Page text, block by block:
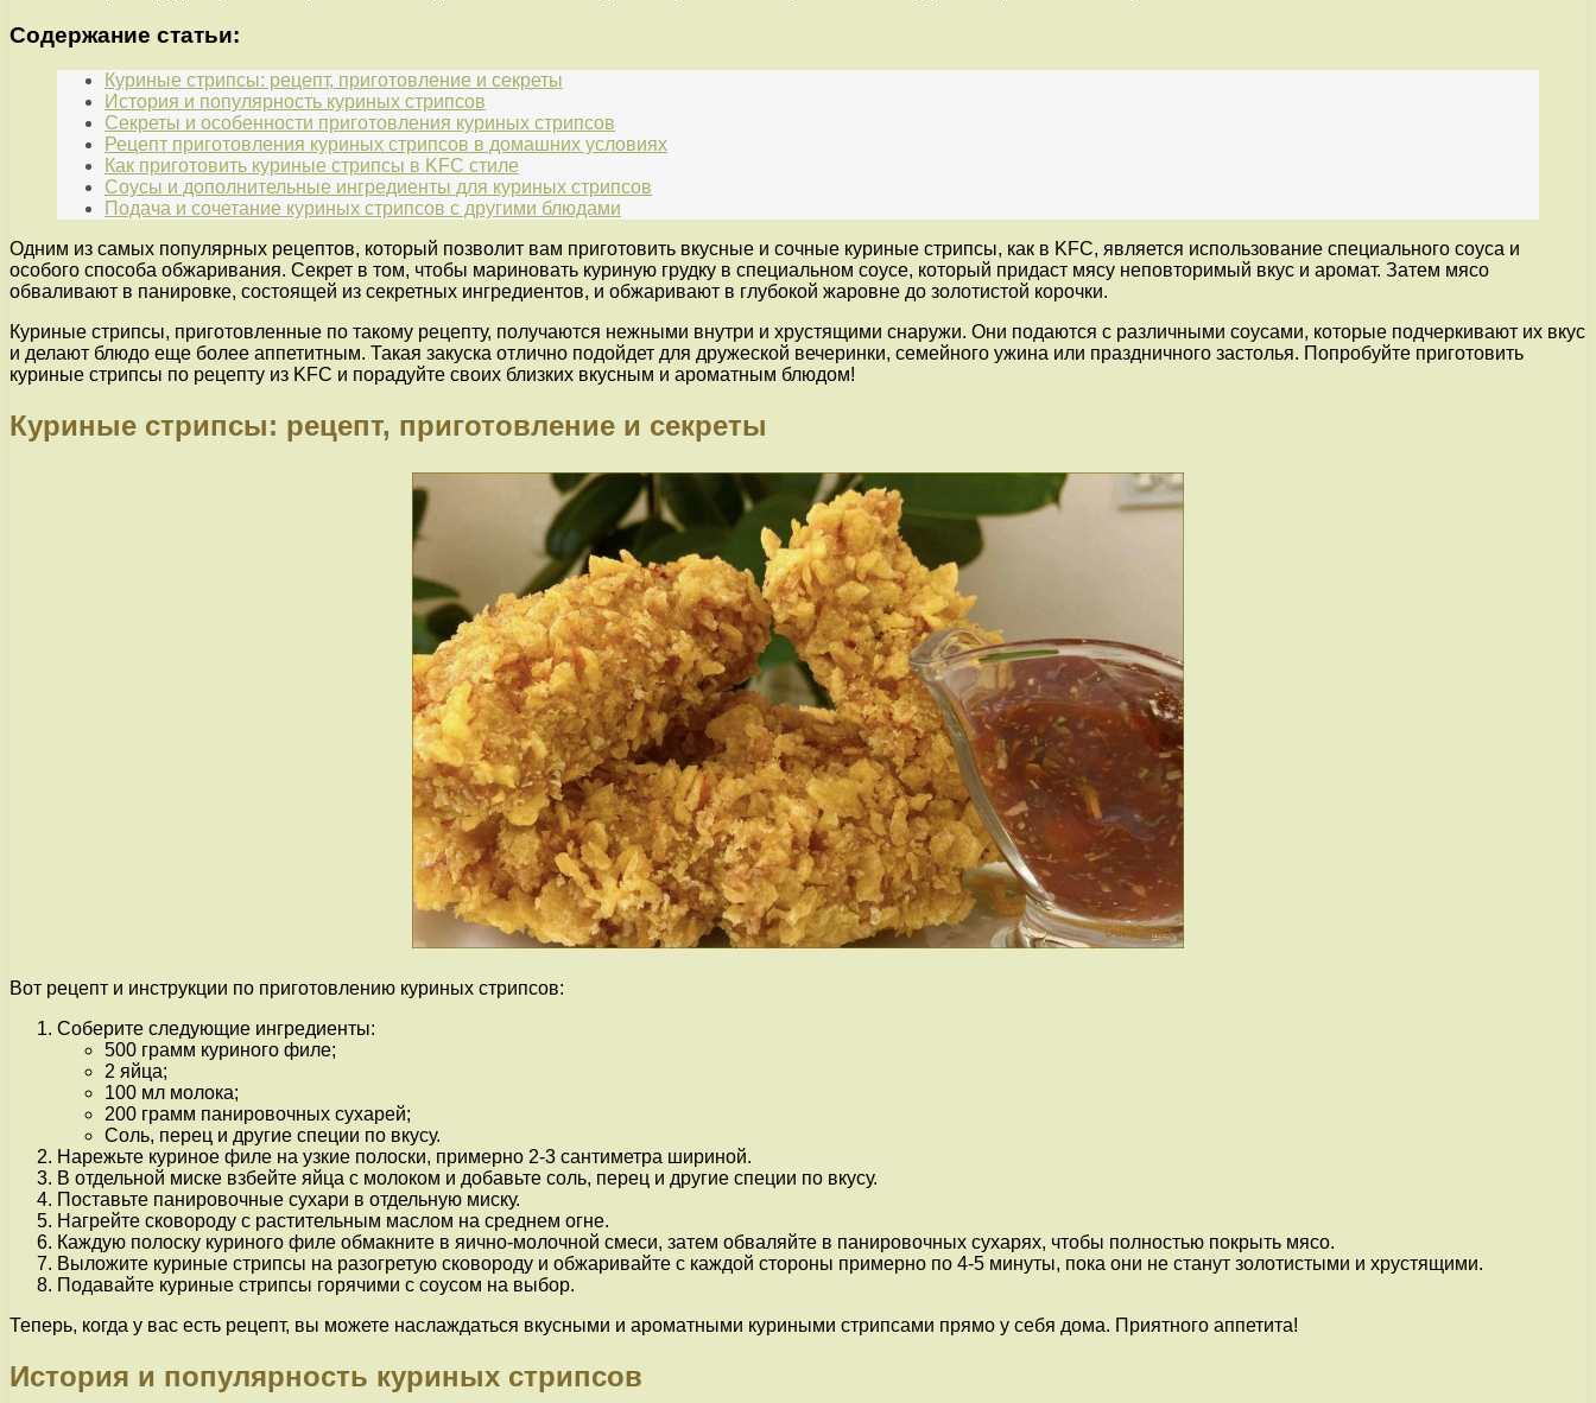
Содержание статьи:
Куриные стрипсы: рецепт, приготовление и секреты
История и популярность куриных стрипсов
Секреты и особенности приготовления куриных стрипсов
Рецепт приготовления куриных стрипсов в домашних условиях
Как приготовить куриные стрипсы в KFC стиле
Соусы и дополнительные ингредиенты для куриных стрипсов
Подача и сочетание куриных стрипсов с другими блюдами
Одним из самых популярных рецептов, который позволит вам приготовить вкусные и сочные куриные стрипсы, как в KFC, является использование специального соуса и
особого способа обжаривания. Секрет в том, чтобы мариновать куриную грудку в специальном соусе, который придаст мясу неповторимый вкус и аромат. Затем мясо
обваливают в панировке, состоящей из секретных ингредиентов, и обжаривают в глубокой жаровне до золотистой корочки.
Куриные стрипсы, приготовленные по такому рецепту, получаются нежными внутри и хрустящими снаружи. Они подаются с различными соусами, которые подчеркивают их вкус
и делают блюдо еще более аппетитным. Такая закуска отлично подойдет для дружеской вечеринки, семейного ужина или праздничного застолья. Попробуйте приготовить
куриные стрипсы по рецепту из KFC и порадуйте своих близких вкусным и ароматным блюдом!
Куриные стрипсы: рецепт, приготовление и секреты
Вот рецепт и инструкции по приготовлению куриных стрипсов:
Соберите следующие ингредиенты:
500 грамм куриного филе;
2 яйца;
100 мл молока;
200 грамм панировочных сухарей;
Соль, перец и другие специи по вкусу.
Нарежьте куриное филе на узкие полоски, примерно 2-3 сантиметра шириной.
В отдельной миске взбейте яйца с молоком и добавьте соль, перец и другие специи по вкусу.
Поставьте панировочные сухари в отдельную миску.
Нагрейте сковороду с растительным маслом на среднем огне.
Каждую полоску куриного филе обмакните в яично-молочной смеси, затем обваляйте в панировочных сухарях, чтобы полностью покрыть мясо.
Выложите куриные стрипсы на разогретую сковороду и обжаривайте с каждой стороны примерно по 4-5 минуты, пока они не станут золотистыми и хрустящими.
Подавайте куриные стрипсы горячими с соусом на выбор.
Теперь, когда у вас есть рецепт, вы можете наслаждаться вкусными и ароматными куриными стрипсами прямо у себя дома. Приятного аппетита!
История и популярность куриных стрипсов